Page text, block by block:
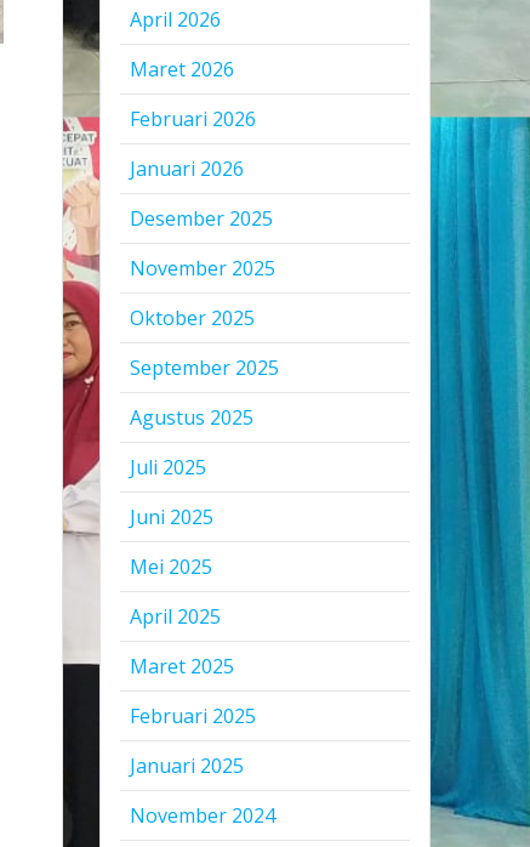
April 2026
Maret 2026
Februari 2026
Januari 2026
Desember 2025
November 2025
Oktober 2025
September 2025
Agustus 2025
Juli 2025
Juni 2025
Mei 2025
April 2025
Maret 2025
Februari 2025
Januari 2025
November 2024